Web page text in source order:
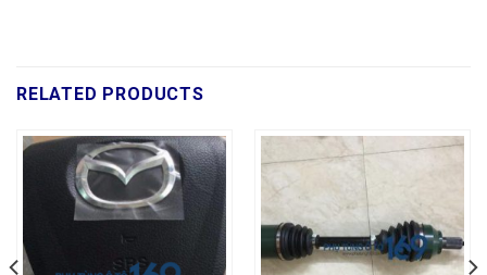
RELATED PRODUCTS